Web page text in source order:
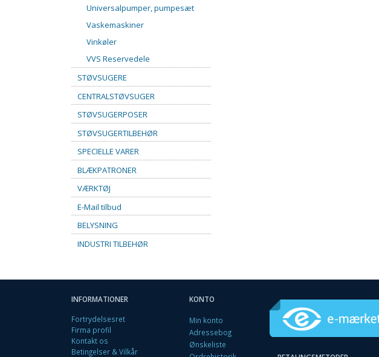
Universalpumper, pumpesæt
Vaskemaskiner
Vinkøler
VVS Reservedele
STØVSUGERE
CENTRALSTØVSUGER
STØVSUGERPOSER
STØVSUGERTILBEHØR
SPECIELLE VARER
BLÆKPATRONER
VÆRKTØJ
E-Mail tilbud
BELYSNING
INDUSTRI TILBEHØR
INFORMATIONER
Fortrydelsesret
Firma profil
Kontakt os
Betingelser & Vilkår
KONTO
Min konto
Adressebog
Ønskeliste